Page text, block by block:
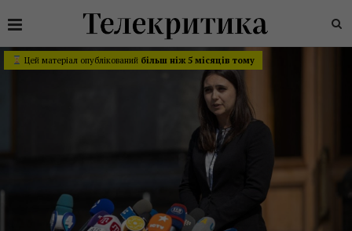
Цей матеріал опублікований більш ніж 5 місяців тому